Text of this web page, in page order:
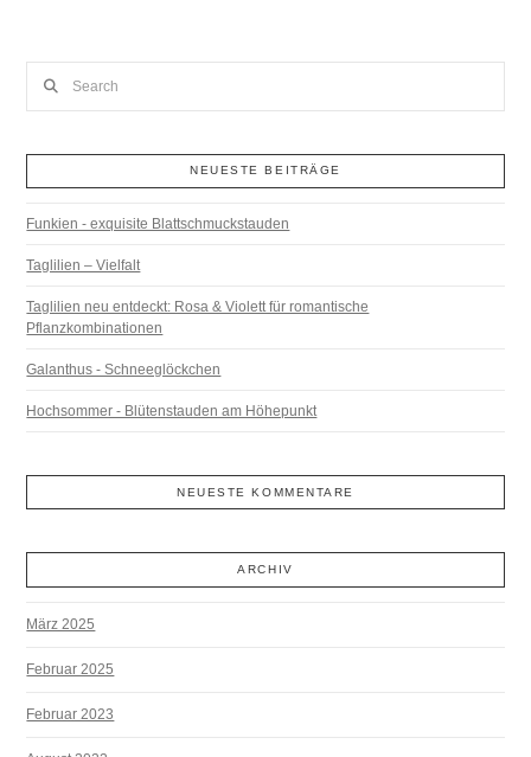
NEUESTE BEITRÄGE
Funkien - exquisite Blattschmuckstauden
Taglilien – Vielfalt
Taglilien neu entdeckt: Rosa & Violett für romantische
Pflanzkombinationen
Galanthus - Schneeglöckchen
Hochsommer - Blütenstauden am Höhepunkt
NEUESTE KOMMENTARE
ARCHIV
März 2025
Februar 2025
Februar 2023